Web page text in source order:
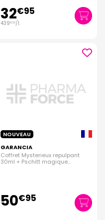
32€95
439€33/l.
NOUVEAU
GARANCIA
Coffret Mysterieux repulpant
30ml + Pschitt magique
50€95